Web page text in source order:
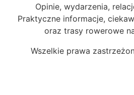
Opinie, wydarzenia,
Praktyczne informacje,
oraz trasy rowerowe
Wszelkie prawa